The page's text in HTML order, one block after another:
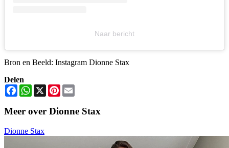
Naar bericht
Bron en Beeld: Instagram Dionne Stax
Delen
FacebookWhatsApp
X Pinterest
Meer over Dionne Stax
Dionne Stax